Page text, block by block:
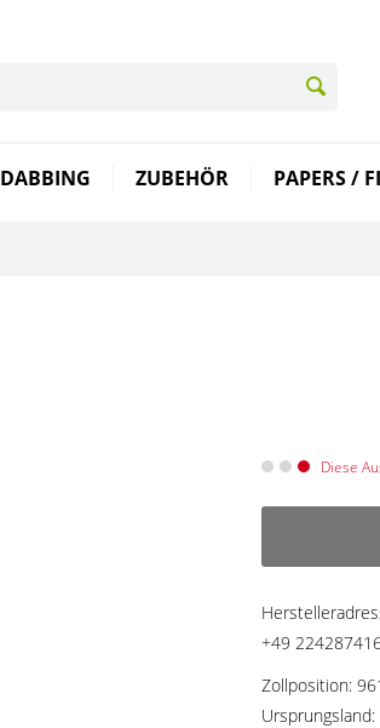
DABBING ZUBEHÖR PAPERS /
Diese
+49
Zollposition:
Ursprungsland: